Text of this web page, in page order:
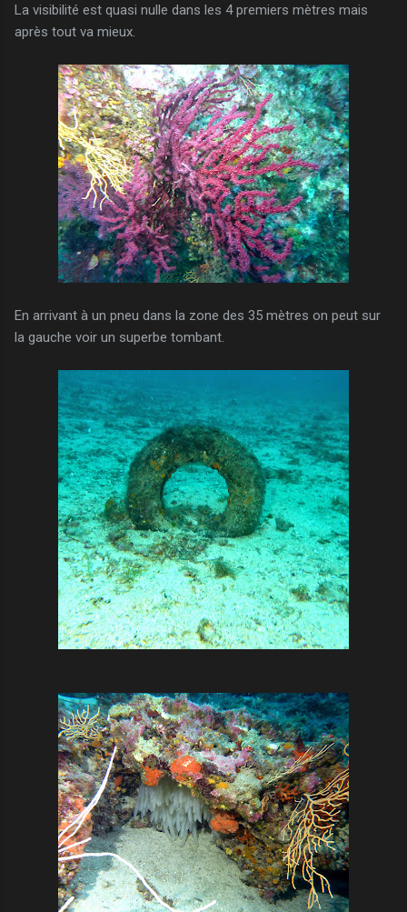
La visibilité est quasi nulle dans les 4 premiers mètres mais
après tout va mieux.
En arrivant à un pneu dans la zone des 35 mètres on peut sur
la gauche voir un superbe tombant.